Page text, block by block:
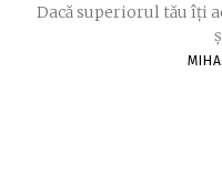
Dacă superiorul tău îți